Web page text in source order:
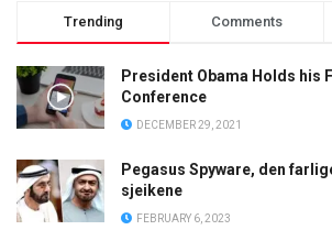
Trending Comments
President Obama Holds his
Conference
DECEMBER 29, 2021
Pegasus Spyware, den
sjeikene
FEBRUARY 6, 2023